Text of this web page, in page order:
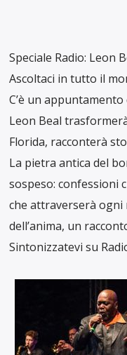
Speciale Radio: Leon
Ascoltaci in tutto il
C’è un
Leon Beal
Florida, racconterà
La pietra antica del
sospeso: confessioni
che attraverserà ogni
dell’anima, un
Sintonizzatevi su